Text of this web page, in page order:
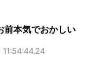
本気でおかしい